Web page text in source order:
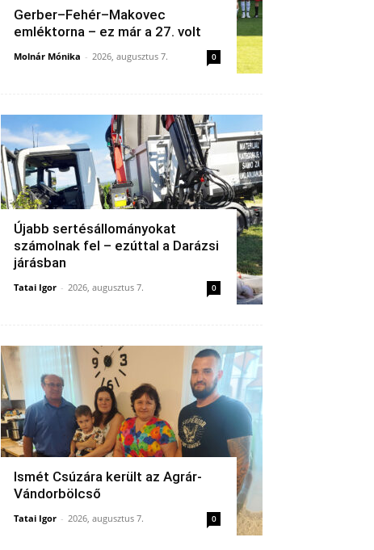
Gerber–Fehér–Makovec
emléktorna – ez már a 27. volt
Molnár Mónika - 2026, augusztus 7. 0
Újabb sertésállományokat
számolnak fel – ezúttal a Darázsi
járásban
Tatai Igor - 2026, augusztus 7. 0
Ismét Csúzára került az Agrár-
Vándorbölcső
Tatai Igor - 2026, augusztus 7. 0